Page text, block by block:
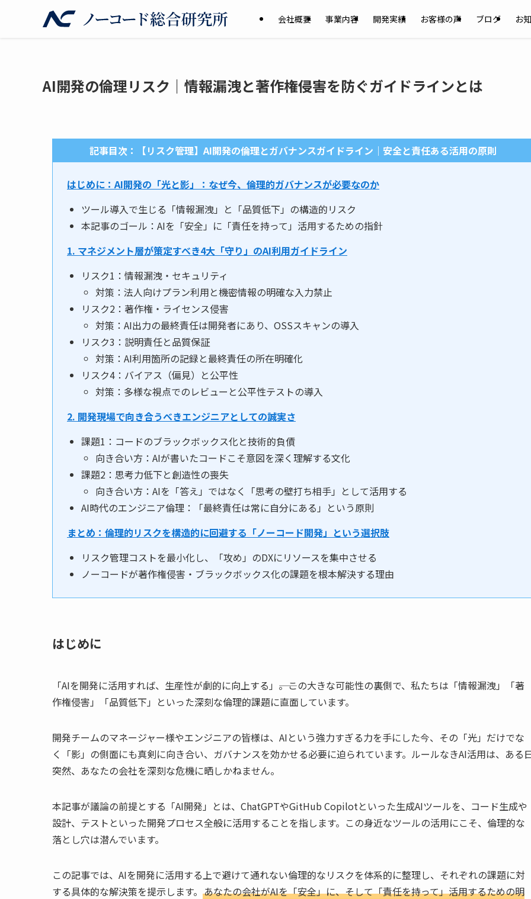
会社概要 事業内容 開発実績 お客様の声 ブログ お
AI開発の倫理リスク｜情報漏洩と著作権侵害を防ぐガイドラインとは
記事目次：【リスク管理】AI開発の倫理とガバナンスガイドライン｜安全と責任ある活用の原則
はじめに：AI開発の「光と影」：なぜ今、倫理的ガバナンスが必要なのか
ツール導入で生じる「情報漏洩」と「品質低下」の構造的リスク
本記事のゴール：AIを「安全」に「責任を持って」活用するための指針
1. マネジメント層が策定すべき4大「守り」のAI利用ガイドライン
リスク1：情報漏洩・セキュリティ
対策：法人向けプラン利用と機密情報の明確な入力禁止
リスク2：著作権・ライセンス侵害
対策：AI出力の最終責任は開発者にあり、OSSスキャンの導入
リスク3：説明責任と品質保証
対策：AI利用箇所の記録と最終責任の所在明確化
リスク4：バイアス（偏見）と公平性
対策：多様な視点でのレビューと公平性テストの導入
2. 開発現場で向き合うべきエンジニアとしての誠実さ
課題1：コードのブラックボックス化と技術的負債
向き合い方：AIが書いたコードこそ意図を深く理解する文化
課題2：思考力低下と創造性の喪失
向き合い方：AIを「答え」ではなく「思考の壁打ち相手」として活用する
AI時代のエンジニア倫理：「最終責任は常に自分にある」という原則
まとめ：倫理的リスクを構造的に回避する「ノーコード開発」という選択肢
リスク管理コストを最小化し、「攻め」のDXにリソースを集中させる
ノーコードが著作権侵害・ブラックボックス化の課題を根本解決する理由
はじめに
「AIを開発に活用すれば、生産性が劇的に向上する」――。この大きな可能性の裏側で、私たちは「情報漏洩」「著
作権侵害」「品質低下」といった深刻な倫理的課題に直面しています。
開発チームのマネージャー様やエンジニアの皆様は、AIという強力すぎる力を手にした今、その「光」だけでな
く「影」の側面にも真剣に向き合い、ガバナンスを効かせる必要に迫られています。ルールなきAI活用は、ある
突然、あなたの会社を深刻な危機に晒しかねません。
本記事が議論の前提とする「AI開発」とは、ChatGPTやGitHub Copilotといった生成AIツールを、コード生成や
設計、テストといった開発プロセス全般に活用することを指します。この身近なツールの活用にこそ、倫理的な
落とし穴は潜んでいます。
この記事では、AIを開発に活用する上で避けて通れない倫理的なリスクを体系的に整理し、それぞれの課題に対
する具体的な解決策を提示します。 あなたの会社がAIを「安全」に、そして「責任を持って」活用するための明